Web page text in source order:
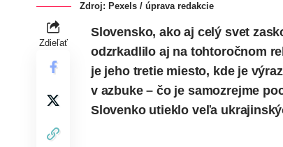
Zdroj: Pexels / úprava redakcie
Zdieľať
Slovensko, ako aj celý svet
odzrkadlilo aj na tohtoročnom
je jeho tretie miesto, kde je
v azbuke – čo je samozrejme
Slovenko utieklo veľa